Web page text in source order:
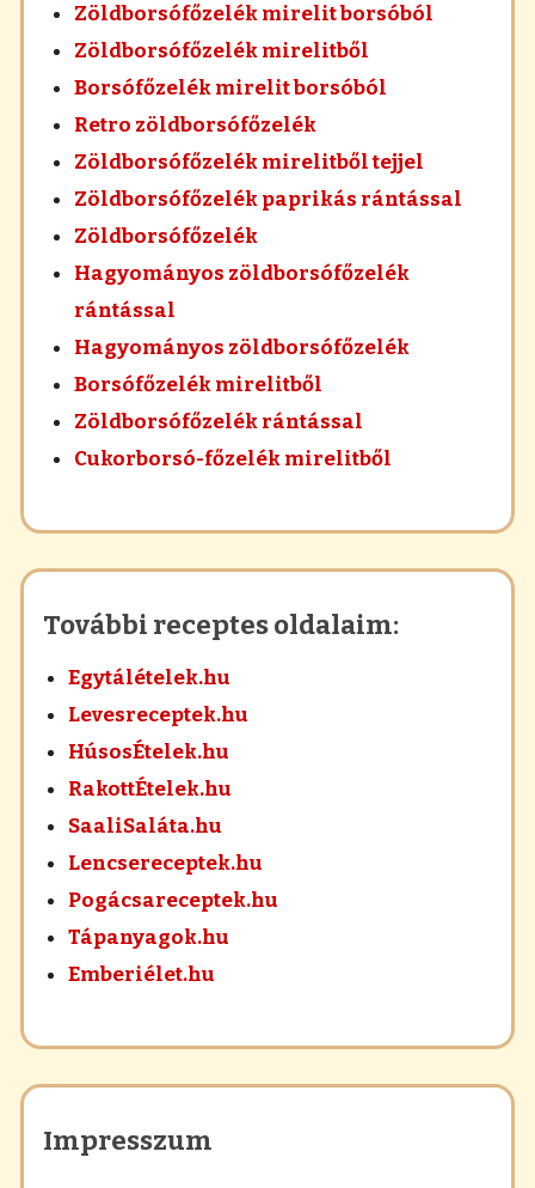
Zöldborsófőzelék mirelit borsóból
Zöldborsófőzelék mirelitből
Borsófőzelék mirelit borsóból
Retro zöldborsófőzelék
Zöldborsófőzelék mirelitből tejjel
Zöldborsófőzelék paprikás rántással
Zöldborsófőzelék
Hagyományos zöldborsófőzelék
rántással
Hagyományos zöldborsófőzelék
Borsófőzelék mirelitből
Zöldborsófőzelék rántással
Cukorborsó-főzelék mirelitből
További receptes oldalaim:
Egytálételek.hu
Levesreceptek.hu
HúsosÉtelek.hu
RakottÉtelek.hu
SaaliSaláta.hu
Lencsereceptek.hu
Pogácsareceptek.hu
Tápanyagok.hu
Emberiélet.hu
Impresszum